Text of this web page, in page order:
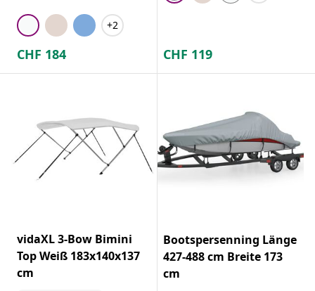
+2
CHF 184 CHF 119
vidaXL 3-Bow Bimini
Top Weiß 183x140x137
cm
Bootspersenning Länge
427-488 cm Breite 173
cm